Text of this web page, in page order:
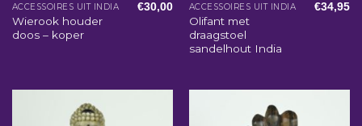
ACCESSOIRES UIT INDIA
Wierook houder
doos – koper
€30,00 ACCESSOIRES UIT INDIA
Olifant met
draagstoel
sandelhout India
€34,95